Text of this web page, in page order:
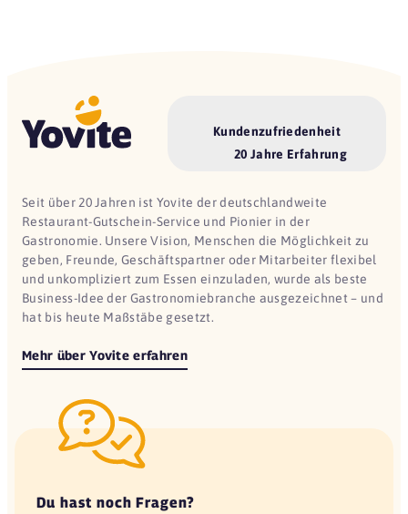
Kundenzufriedenheit
20 Jahre Erfahrung
Seit über 20 Jahren ist Yovite der deutschlandweite
Restaurant-Gutschein-Service und Pionier in der
Gastronomie. Unsere Vision, Menschen die Möglichkeit zu
geben, Freunde, Geschäftspartner oder Mitarbeiter flexibel
und unkompliziert zum Essen einzuladen, wurde als beste
Business-Idee der Gastronomiebranche ausgezeichnet – und
hat bis heute Maßstäbe gesetzt.
Mehr über Yovite erfahren
Du hast noch Fragen?